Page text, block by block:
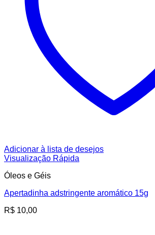
Adicionar à lista de desejos
Visualização Rápida
Óleos e Géis
Apertadinha adstringente aromático 15g
R$ 10,00